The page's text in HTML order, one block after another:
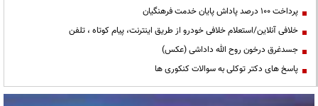
پرداخت ۱۰۰ درصد پاداش پایان خدمت فرهنگیان
خلافی آنلاین/استعلام خلافی خودرو از طریق اینترنت، پیام کوتاه ، تلفن
جسدغرق درخون روح الله داداشی (عکس)
پاسخ های دکتر توکلی به سوالات کنکوری ها